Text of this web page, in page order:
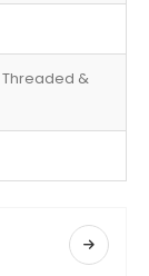
Threaded &